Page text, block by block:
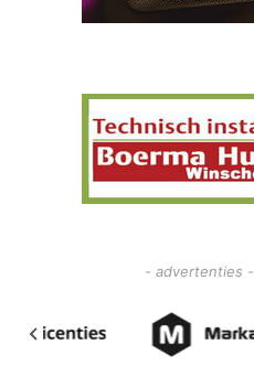
- advertenties -